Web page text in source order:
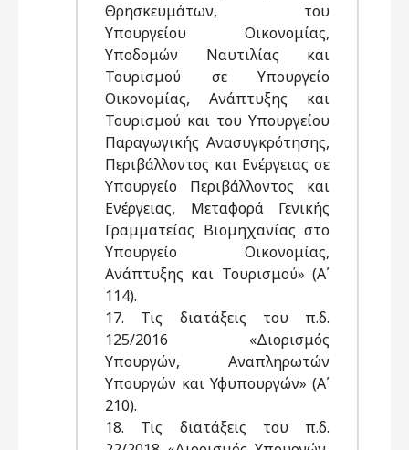
Θρησκευμάτων, του
Υπουργείου Οικονομίας,
Υποδομών Ναυτιλίας και
Τουρισμού σε Υπουργείο
Οικονομίας, Ανάπτυξης και
Τουρισμού και του Υπουργείου
Παραγωγικής Ανασυγκρότησης,
Περιβάλλοντος και Ενέργειας σε
Υπουργείο Περιβάλλοντος και
Ενέργειας, Μεταφορά Γενικής
Γραμματείας Βιομηχανίας στο
Υπουργείο Οικονομίας,
Ανάπτυξης και Τουρισμού» (Α΄
114).
17. Τις διατάξεις του π.δ.
125/2016 «Διορισμός
Υπουργών, Αναπληρωτών
Υπουργών και Υφυπουργών» (Α΄
210).
18. Τις διατάξεις του π.δ.